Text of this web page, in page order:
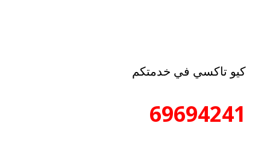
كيو تاكسي في خدمتكم
69694241